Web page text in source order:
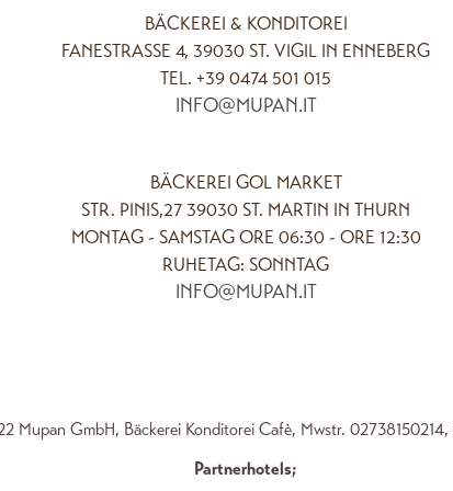
BÄCKEREI & KONDITOREI
FANESTRASSE 4, 39030 ST. VIGIL IN ENNEBERG
TEL. +39 0474 501 015
INFO@MUPAN.IT
BÄCKEREI GOL MARKET
STR. PINIS,27 39030 ST. MARTIN IN THURN
MONTAG - SAMSTAG ORE 06:30 - ORE 12:30
RUHETAG: SONNTAG
INFO@MUPAN.IT
Mupan GmbH, Bäckerei Konditorei Cafè, Mwstr. 02738150214,
Partnerhotels;